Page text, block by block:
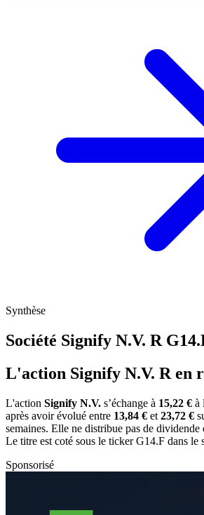
Synthèse
Société Signify N.V. R
L'action Signify N.V. R en
L'action Signify N.V. s’échange à 15,22 € à
après avoir évolué entre 13,84 € et 23,72 €
semaines. Elle ne distribue pas de dividende
Le titre est coté sous le tickerG14.F dans le
Sponsorisé